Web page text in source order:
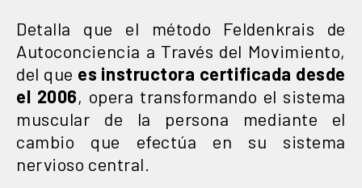
Detalla que el método Feldenkrais de
Autoconciencia a Través del Movimiento,
del que es instructora certificada desde
el 2006, opera transformando el sistema
muscular de la persona mediante el
cambio que efectúa en su sistema
nervioso central.